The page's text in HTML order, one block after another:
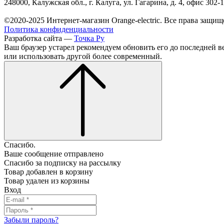
248000, Калужская обл., г. Калуга, ул. Гагарина, д. 4, офис 302-
©2020-2025 Интернет-магазин Orange-electric. Все права
Политика конфиденциальности
Разработка сайта — Точка Ру
Ваш браузер устарел рекомендуем обновить его до последней
или использовать другой более современный.
Спасибо.
Ваше сообщение отправлено
Спасибо за подписку на рассылку
Товар добавлен в корзину
Товар удален из корзины
Вход
Забыли пароль?